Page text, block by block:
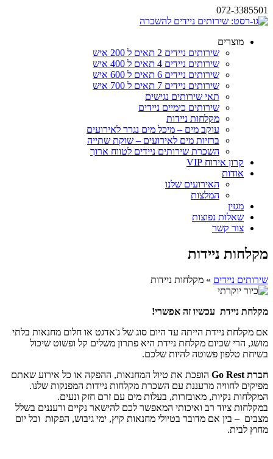
072-3385501
מוצרים
שירותים ניידים 2 תאים ל 200 איש
שירותים ניידים 4 תאים ל 400 איש
שירותים ניידים 6 תאים ל 600 איש
שירותים ניידים 7 תאים ל 700 איש
תאי שירותים נגישים
שירותים כימיים ניידים
מקלחות ניידות
עוקב מים – מיכל מים נגרר לאירועים
ברזיות מים לאירועים – שוקת שתייה
השכרת שירותים ניידים לטווח ארוך
קרון אירוח VIP
אודות
האירועים שלנו
המלצות
מגזין
שאלות נפוצות
צור קשר
מקלחות ניידות
שירותים ניידים » מקלחות ניידות
מקלחת ניידת עכשיו זה אפשרי!
אם מקלחת ניידת הייתה עד היום סוג של ג'אדגט או חלום מחנאות בלתי
מושג, הרי שכיום מקלחת ניידת היא פתרון משלים קל ופשוט שיכול
בשיחת טלפון פשוטה להיות שלכם.
חברת Go Rest
הופכת את טיול המחנאות, ההפקה או כל אירוע שאתם
מפיקים לחוויה מרעננת עם השכרת מקלחות ניידות המפנקות שלנו.
המקלחות נקיות, מאובזרות, בעלות מים עם זרם חזק ונעים.
במקלחות ציוד רב ואיכותי המאפשר לכם להישאר נקיים ורעננים בשלל
מצבים – בין אם מדובר בטיולי מחנאות קיץ, ימי גיבוש, הפקות וכל יום
מחוץ לבית.